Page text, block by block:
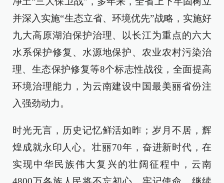
并深入实施“生态立省、环境优先”战略，实施好
九大高原湖泊保护治理、以长江为重点的六大
水系保护修复、水源地保护、农业农村污染治
理、生态保护修复等8个标志性战役，全面提高
环境治理能力，为云南建设中国最美丽省份注
入强劲动力。
时光无言，历史记忆鲜活如昨；岁月不居，辉
煌成就永印人心。壮丽70年，奋进新时代，在
实现中华民族伟大复兴的壮阔征程中，云南